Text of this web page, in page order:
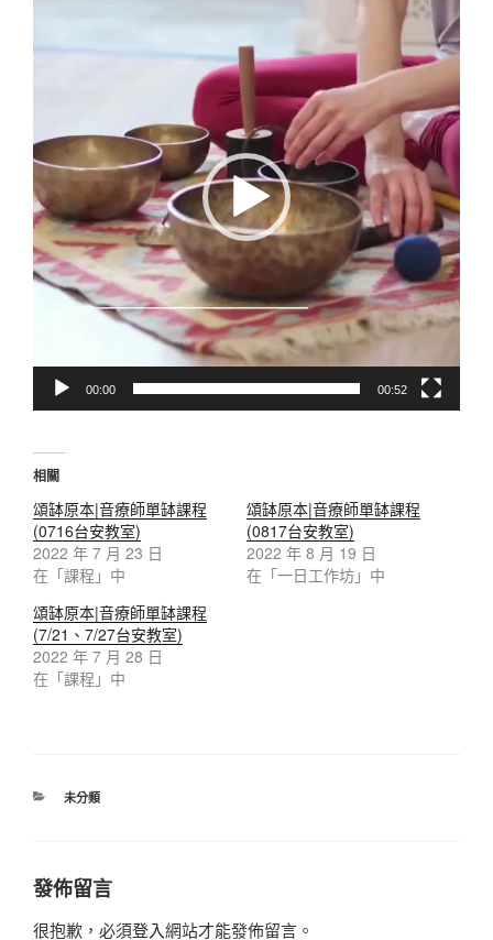
00:00 00:52
相關
頌缽原本|音療師單缽課程
(0716台安教室)
2022 年 7 月 23 日
在「課程」中
頌缽原本|音療師單缽課程
(0817台安教室)
2022 年 8 月 19 日
在「一日工作坊」中
頌缽原本|音療師單缽課程
(7/21、7/27台安教室)
2022 年 7 月 28 日
在「課程」中
分
未分類
發佈留言
很抱歉，必須登入網站才能發佈留言。